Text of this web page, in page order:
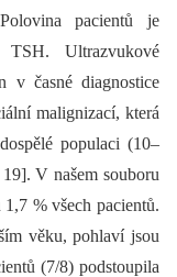
pacientů je
TSH. Ultrazvukové
v časné diagnostice
malignizací, která
populaci (10–
V našem souboru
% všech pacientů.
věku, pohlaví jsou
(7/8) podstoupila